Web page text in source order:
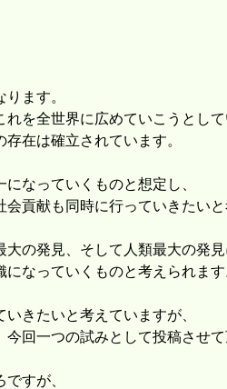
ます。
を全世界に広めていこうとして
在は確立されています。
なっていくものと想定し、
貢献も同時に行っていきたいと
大の発見、そして人類最大の発
なっていくものと考えられます
きたいと考えていますが、
回一つの試みとして投稿させて
すが、